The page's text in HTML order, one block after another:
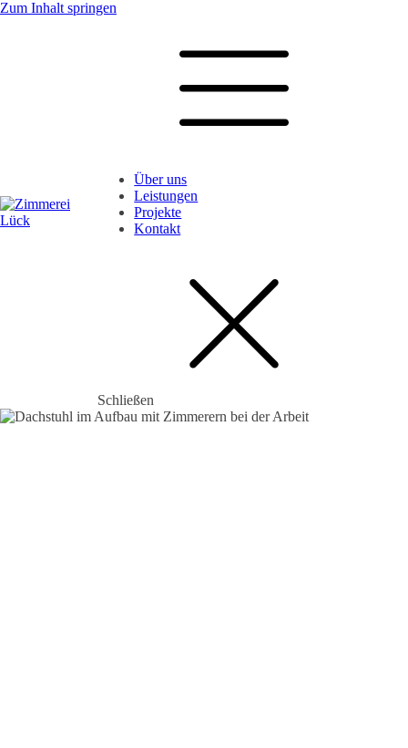
Zum Inhalt springen
Über uns
Leistungen
Projekte
Kontakt
Schließen